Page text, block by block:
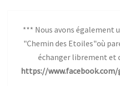
*** Nous avons également
"Chemin des Etoiles"où
échanger librement et
https://www.facebook.com/